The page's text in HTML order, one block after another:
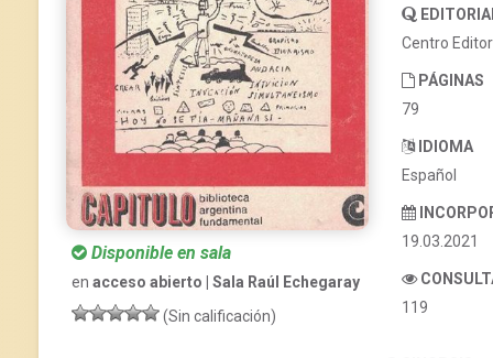
Disponible en sala
en acceso abierto | Sala Raúl Echegaray
(Sin calificación)
Centro
PÁGINAS
79
IDIOMA
Español
19.03.2021
119